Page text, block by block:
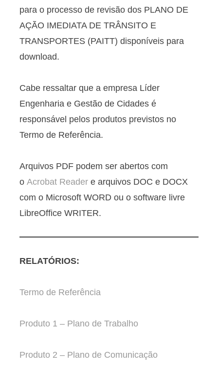
para o processo de revisão dos PLANO DE
AÇÃO IMEDIATA DE TRÂNSITO E
TRANSPORTES (PAITT) disponíveis para
download.
Cabe ressaltar que a empresa Líder
Engenharia e Gestão de Cidades é
responsável pelos produtos previstos no
Termo de Referência.
Arquivos PDF podem ser abertos com
o Acrobat Reader e arquivos DOC e DOCX
com o Microsoft WORD ou o software livre
LibreOffice WRITER.
RELATÓRIOS:
Termo de Referência
Produto 1 – Plano de Trabalho
Produto 2 – Plano de Comunicação